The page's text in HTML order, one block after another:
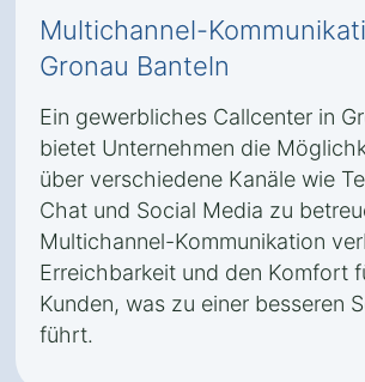
Multichannel-
Gronau Banteln
Ein gewerbliches Callcenter in
bietet Unternehmen die
über verschiedene Kanäle wie
Chat und Social Media zu
Multichannel-Kommunikation
Erreichbarkeit und den Komfort
Kunden, was zu einer besseren
führt.